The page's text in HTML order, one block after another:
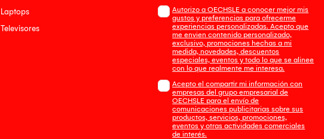
Laptops
Televisores
Autorizo a OECHSLE a conocer mejor mis
gustos y preferencias para ofrecerme
experiencias personalizadas. Acepto que
me envien contenido personalizado,
exclusivo, promociones hechas a mi
medida, novedades, descuentos
especiales, eventos y todo lo que se alinee
con lo que realmente me interesa.
Acepto el compartir mi información con
empresas del grupo empresarial de
OECHSLE para el envío de
comunicaciones publicitarias sobre sus
productos, servicios, promociones,
eventos y otras actividades comerciales
de interés.